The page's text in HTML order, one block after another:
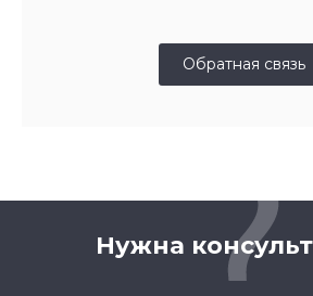
Обратная связь
Нужна